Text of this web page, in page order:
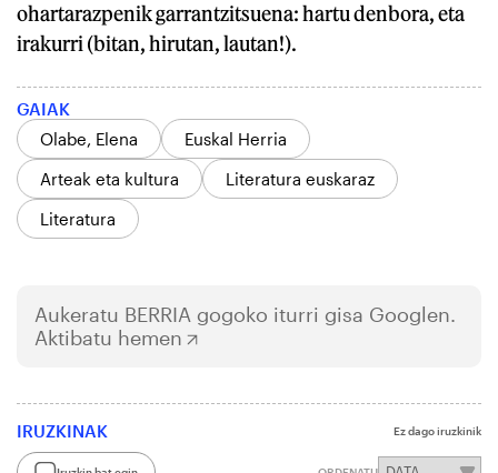
ohartarazpenik garrantzitsuena: hartu denbora, eta
irakurri (bitan, hirutan, lautan!).
GAIAK
Olabe, Elena
Euskal Herria
Arteak eta kultura
Literatura euskaraz
Literatura
Aukeratu BERRIA gogoko iturri gisa Googlen.
Aktibatu hemen
IRUZKINAK Ez dago iruzkinik